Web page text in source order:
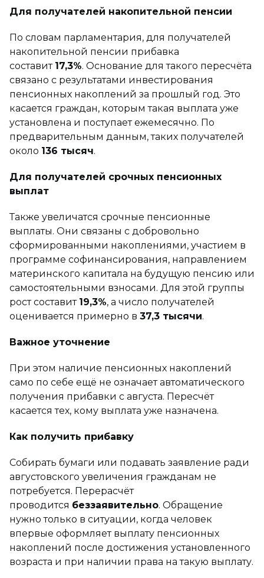
Для получателей накопительной пенсии
По словам парламентария, для получателей
накопительной пенсии прибавка
составит 17,3%. Основание для такого пересчёта
связано с результатами инвестирования
пенсионных накоплений за прошлый год. Это
касается граждан, которым такая выплата уже
установлена и поступает ежемесячно. По
предварительным данным, таких получателей
около 136 тысяч.
Для получателей срочных пенсионных
выплат
Также увеличатся срочные пенсионные
выплаты. Они связаны с добровольно
сформированными накоплениями, участием в
программе софинансирования, направлением
материнского капитала на будущую пенсию или
самостоятельными взносами. Для этой группы
рост составит 19,3%, а число получателей
оценивается примерно в 37,3 тысячи.
Важное уточнение
При этом наличие пенсионных накоплений
само по себе ещё не означает автоматического
получения прибавки с августа. Пересчёт
касается тех, кому выплата уже назначена.
Как получить прибавку
Собирать бумаги или подавать заявление ради
августовского увеличения гражданам не
потребуется. Перерасчёт
проводится беззаявительно. Обращение
нужно только в ситуации, когда человек
впервые оформляет выплату пенсионных
накоплений после достижения установленного
возраста и при наличии права на такую выплату.